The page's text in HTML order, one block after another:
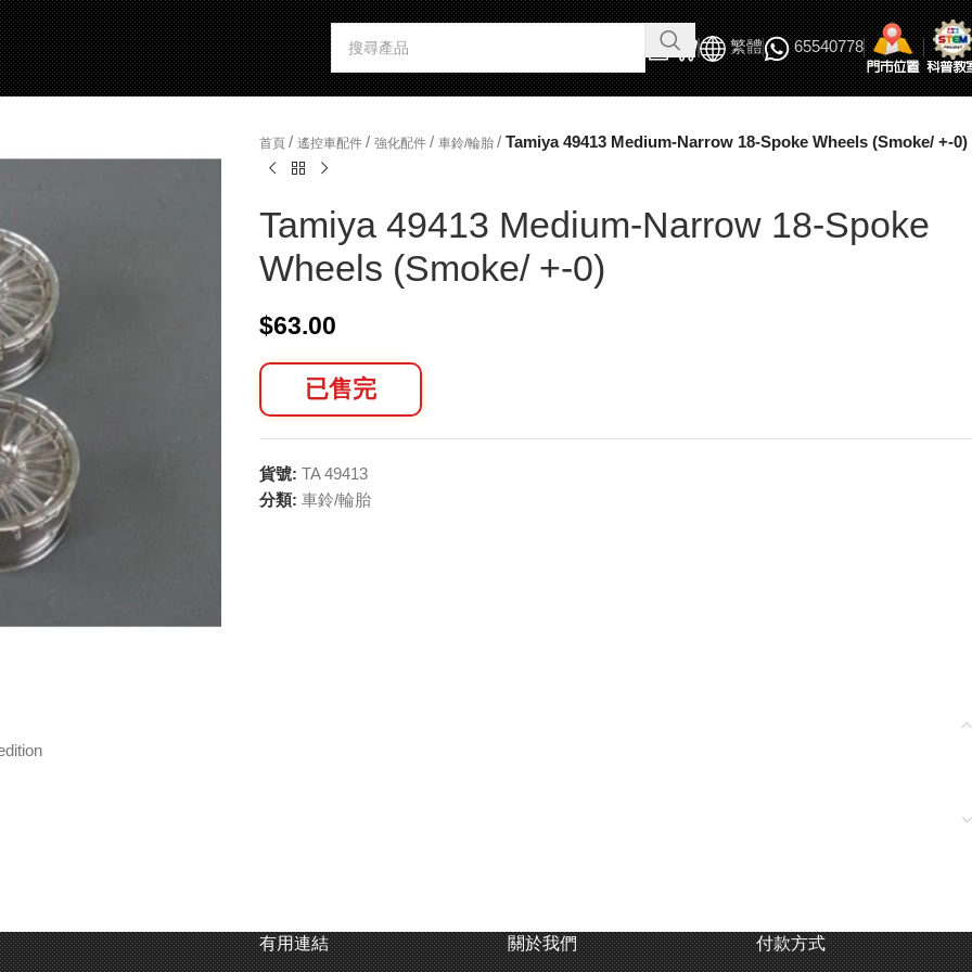
繁體 65540778
首頁 / 遙控車配件 / 強化配件 / 車鈴/輪胎 / Tamiya 49413 Medium-Narrow 18-Spoke Wheels (Smoke/ +-0)
Tamiya 49413 Medium-Narrow 18-Spoke
Wheels (Smoke/ +-0)
$63.00
已售完
貨號: TA 49413
分類: 車鈴/輪胎
有用連結 關於我們 付款方式